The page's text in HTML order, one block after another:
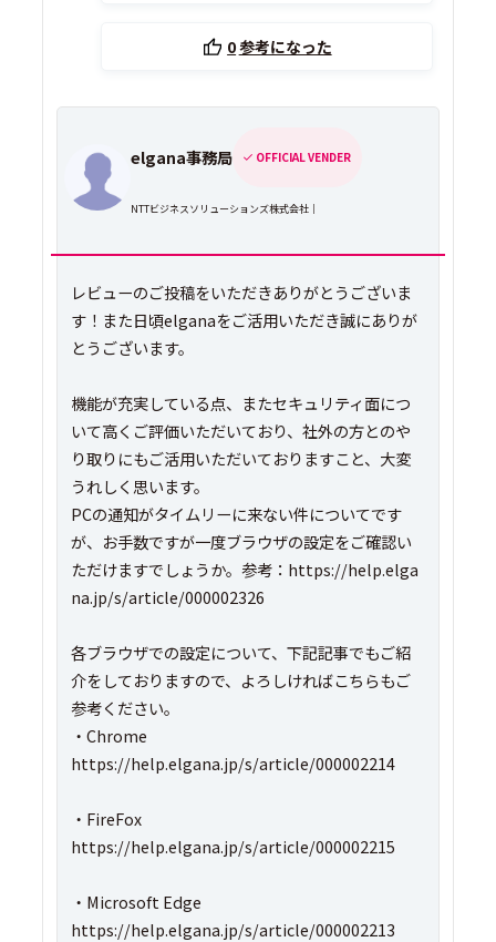
0参考になった
elgana事務局 OFFICIAL VENDER
NTTビジネスソリューションズ株式会社｜
レビューのご投稿をいただきありがとうございま
す！また日頃elganaをご活用いただき誠にありが
とうございます。
機能が充実している点、またセキュリティ面につ
いて高くご評価いただいており、社外の方とのや
り取りにもご活用いただいておりますこと、大変
うれしく思います。
PCの通知がタイムリーに来ない件についてです
が、お手数ですが一度ブラウザの設定をご確認い
ただけますでしょうか。参考：https://help.elga
na.jp/s/article/000002326
各ブラウザでの設定について、下記記事でもご紹
介をしておりますので、よろしければこちらもご
参考ください。
・Chrome
https://help.elgana.jp/s/article/000002214
・FireFox
https://help.elgana.jp/s/article/000002215
・Microsoft Edge
https://help.elgana.jp/s/article/000002213